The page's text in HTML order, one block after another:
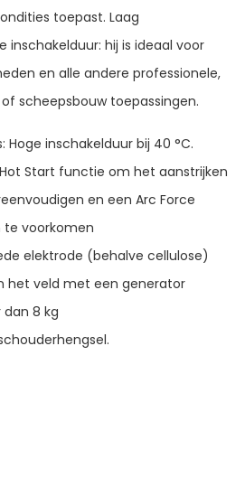
toepast. Laag
inschakelduur: hij is ideaal voor
en alle andere professionele,
scheepsbouw toepassingen.
Hoge inschakelduur bij 40 °C.
Start functie om het aanstrijken
en een Arc Force
voorkomen
elektrode (behalve cellulose)
het veld met een generator
8 kg